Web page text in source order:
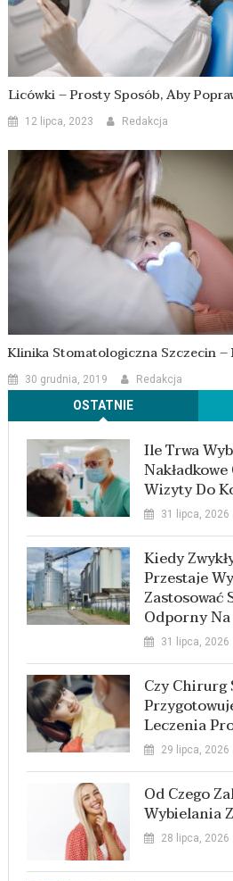
Licówki – Prosty Sposób, Aby
12 lipca, 2023 Redakcja
Klinika Stomatologiczna Szczecin –
30 grudnia, 2019 Redakcja
OSTATNIE
Ile Trwa
Wizyty Do
31 lipca, 2026
Kiedy
Przestaje
Zastosować
Odporny
31 lipca, 2026
Czy
Leczenia
29 lipca, 2026
Od Czego
Wybielania
28 lipca, 2026